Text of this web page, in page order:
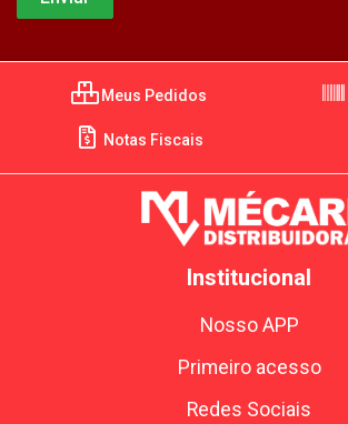
Meus Pedidos
Notas Fiscais
Institucional
Nosso APP
Primeiro acesso
Redes Sociais